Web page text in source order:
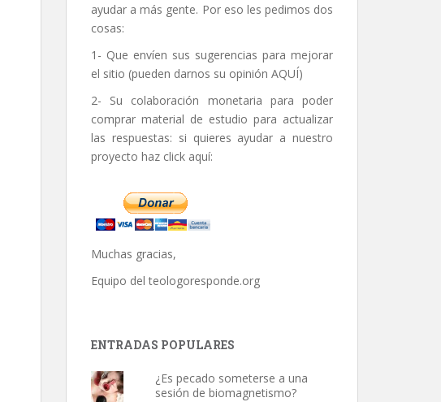
ayudar a más gente. Por eso les pedimos dos
cosas:
1- Que envíen sus sugerencias para mejorar
el sitio (pueden darnos su opinión AQUÍ)
2- Su colaboración monetaria para poder
comprar material de estudio para actualizar
las respuestas: si quieres ayudar a nuestro
proyecto haz click aquí:
Muchas gracias,
Equipo del teologoresponde.org
ENTRADAS POPULARES
¿Es pecado someterse a una
sesión de biomagnetismo?